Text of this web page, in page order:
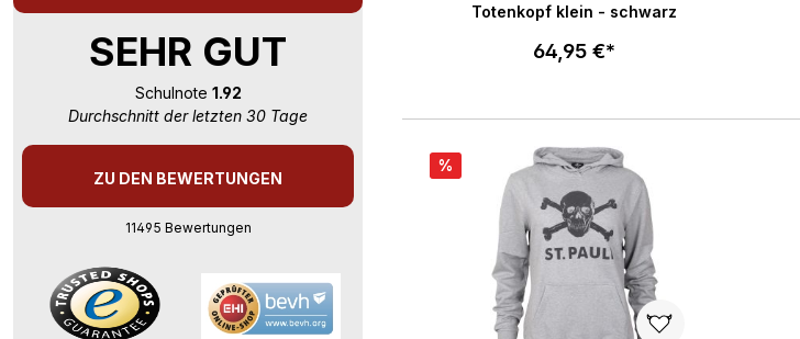
SEHR GUT
Schulnote 1.92
Durchschnitt der letzten 30 Tage
ZU DEN BEWERTUNGEN
11495 Bewertungen
Totenkopf klein - schwarz
64,95 €*
In den Warenkorb
%